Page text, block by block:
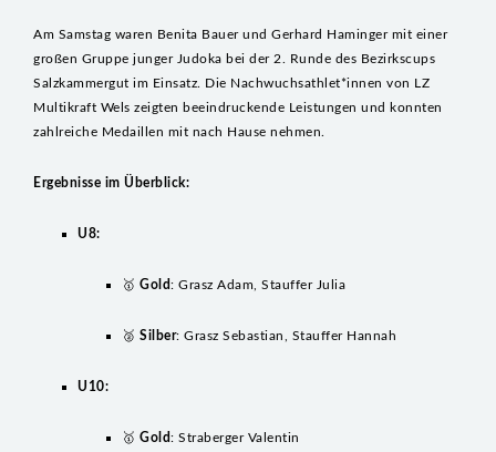
FOTOS
GESCHICHTE
FUNKTIONÄRE
ANFÄNGERKURS 2026
Am Samstag waren Benita Bauer und Gerhard Haminger mit einer
großen Gruppe junger Judoka bei der 2. Runde des Bezirkscups
Salzkammergut im Einsatz. Die Nachwuchsathlet*innen von LZ
Multikraft Wels zeigten beeindruckende Leistungen und konnten
zahlreiche Medaillen mit nach Hause nehmen.
Ergebnisse im Überblick:
U8:
🥇 Gold: Grasz Adam, Stauffer Julia
🥈 Silber: Grasz Sebastian, Stauffer Hannah
U10:
🥇 Gold: Straberger Valentin